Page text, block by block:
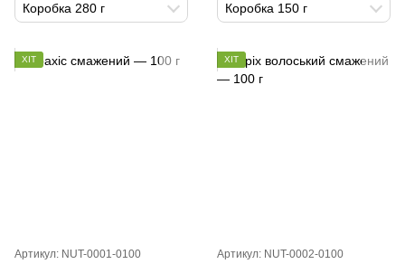
Коробка 280 г Коробка 150 г
ХІТ
Артикул: NUT-0001-0100
ХІТ
Артикул: NUT-0002-0100